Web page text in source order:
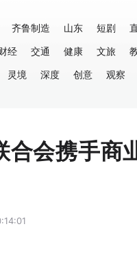
齐鲁制造 山东 短剧
经 交通 健康 文旅
灵境 深度 创意 观察
合会携手商